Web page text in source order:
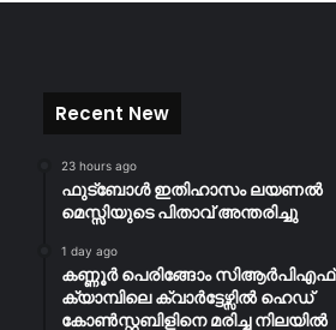
Recent New
23 hours ago
ഫുട്ബോൾ ഇതിഹാസം ലയണൽ
മെസ്സിയുടെ പിതാവ് അന്തരിച്ചു
1 day ago
കണ്ണൂർ പെരിങ്ങോം സിആർപിഎഫ്
ക്യാമ്പിലെ ക്വാർട്ടേഴ്സിൽ ഹെഡ്
കോൺസ്റ്റബിളിനെ മരിച്ച നിലയിൽ